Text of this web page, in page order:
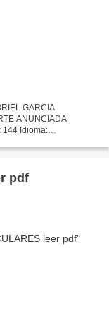
GARCIA
ANUNCIADA
144 Idioma:
pdf